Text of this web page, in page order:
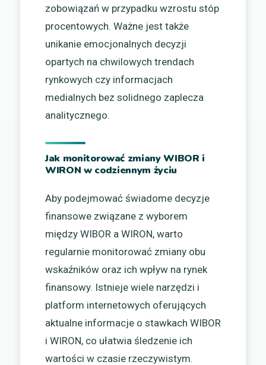
zobowiązań w przypadku wzrostu stóp
procentowych. Ważne jest także
unikanie emocjonalnych decyzji
opartych na chwilowych trendach
rynkowych czy informacjach
medialnych bez solidnego zaplecza
analitycznego.
Jak monitorować zmiany WIBOR i
WIRON w codziennym życiu
Aby podejmować świadome decyzje
finansowe związane z wyborem
między WIBOR a WIRON, warto
regularnie monitorować zmiany obu
wskaźników oraz ich wpływ na rynek
finansowy. Istnieje wiele narzędzi i
platform internetowych oferujących
aktualne informacje o stawkach WIBOR
i WIRON, co ułatwia śledzenie ich
wartości w czasie rzeczywistym.